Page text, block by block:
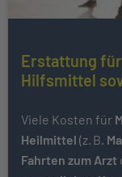
Erstattung
Hilfsmittel
Viele Kosten für
Heilmittel (z. B.
Fahrten zum Arzt